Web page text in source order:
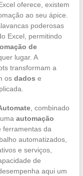
oferece, existem
ao seu ápice.
poderosas
Excel, permitindo
de
lugar. A
transformam a
os dados e
, combinado
automação
ferramentas da
automatizados,
e serviços,
de
aqui um